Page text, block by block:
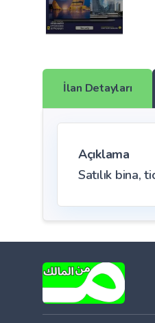
İlan Detayları
Açıklama
Satılık bina,